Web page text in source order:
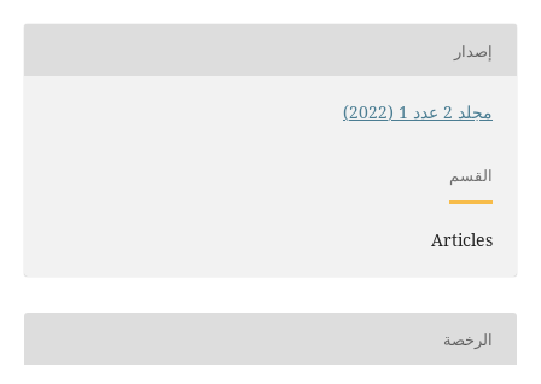
إصدار
مجلد 2 عدد 1 (2022)
القسم
Articles
الرخصة